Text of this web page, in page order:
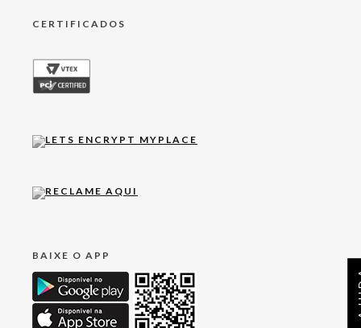
CERTIFICADOS
BAIXE O APP